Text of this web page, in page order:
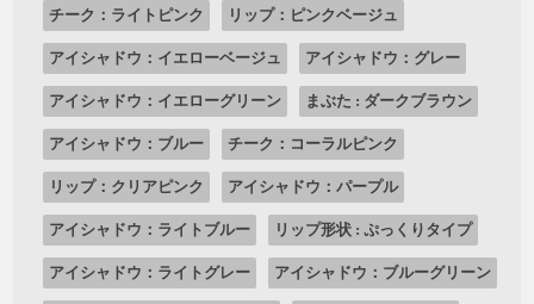
チーク：ライトピンク リップ：ピンクベージュ
アイシャドウ：イエローベージュ アイシャドウ：グレー
アイシャドウ：イエローグリーン まぶた : ダークブラウン
アイシャドウ：ブルー チーク：コーラルピンク
リップ：クリアピンク アイシャドウ：パープル
アイシャドウ：ライトブルー リップ形状 : ぷっくりタイプ
アイシャドウ：ライトグレー アイシャドウ：ブルーグリーン